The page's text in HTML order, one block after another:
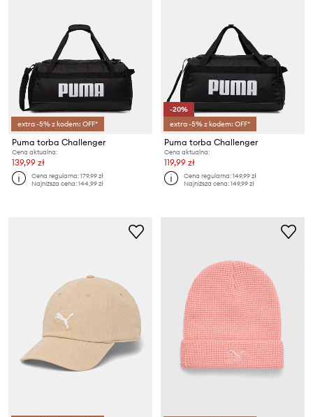
extra -5% z kodem: OFF*
Puma torba Challenger
Cena aktualna:
139,99 zł
Cena regularna:179,99 zł
Najniższa cena:144,99 zł
-20%
extra -5% z kodem: OFF*
Puma torba Challenger
Cena aktualna:
119,99 zł
Cena regularna:149,99 zł
Najniższa cena:149,99 zł